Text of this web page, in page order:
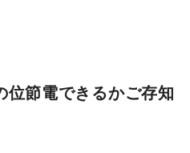
位節電できるかご存知